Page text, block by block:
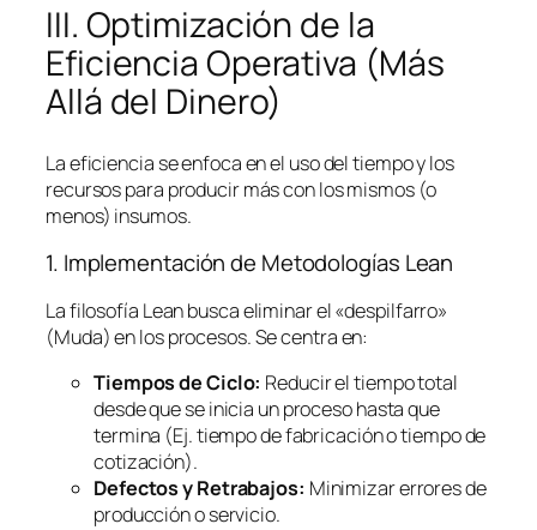
III. Optimización de la
Eficiencia Operativa (Más
Allá del Dinero)
La eficiencia se enfoca en el uso del tiempo y los
recursos para producir más con los mismos (o
menos) insumos.
1. Implementación de Metodologías Lean
La filosofía Leanbusca eliminar el «despilfarro»
(Muda) en los procesos. Se centra en:
Tiempos de Ciclo: Reducir el tiempo total
desde que se inicia un proceso hasta que
termina (Ej. tiempo de fabricación o tiempo de
cotización).
Defectos y Retrabajos: Minimizar errores de
producción o servicio.